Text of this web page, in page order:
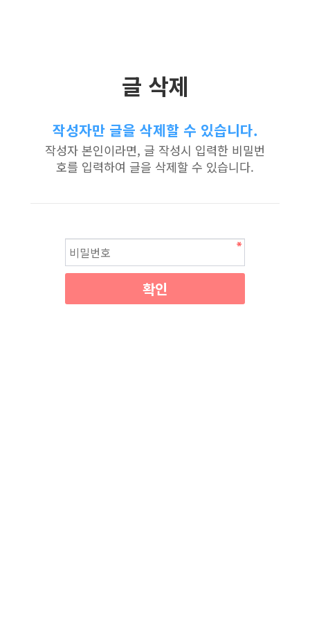
글 삭제
작성자만 글을 삭제할 수 있습니다.
작성자 본인이라면, 글 작성시 입력한 비밀번
호를 입력하여 글을 삭제할 수 있습니다.